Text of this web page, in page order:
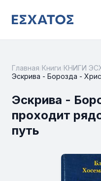
Главная Книги КНИГИ
Эскрива - Борозда -
Эскрива -
проходит
путь